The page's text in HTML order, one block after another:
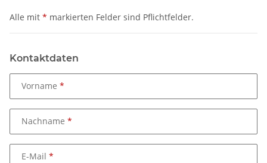
Alle mit * markierten Felder sind Pflichtfelder.
Kontaktdaten
Vorname
Nachname
E-Mail